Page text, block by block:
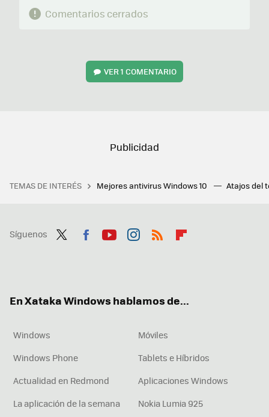
Comentarios cerrados
VER1 COMENTARIO
TEMAS DE INTERÉS Mejores antivirus Windows 10 Atajos del
Síguenos
En Xataka Windows hablamos de...
Windows
Móviles
Windows Phone
Tablets e Híbridos
Actualidad en Redmond
Aplicaciones Windows
La aplicación de la semana
Nokia Lumia 925